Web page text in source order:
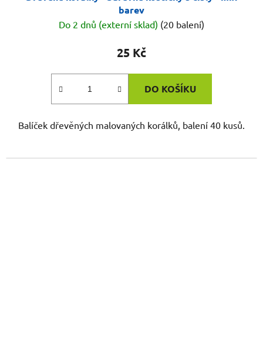
barev
Do 2 dnů (externí sklad) (20 balení)
25 Kč
DO KOŠÍKU
Balíček dřevěných malovaných korálků, balení 40 kusů.